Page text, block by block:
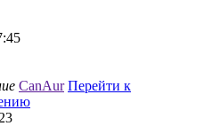
CanAur Перейти к